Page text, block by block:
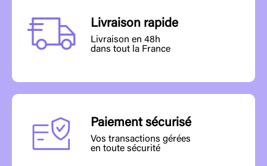
Livraison rapide
Livraison en 48h
dans tout la France
Paiement sécurisé
Vos transactions gérées
en toute sécurité